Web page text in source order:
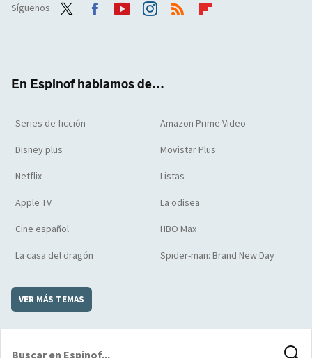
Síguenos
En Espinof hablamos de...
Series de ficción Amazon Prime Video
Disney plus Movistar Plus
Netflix Listas
Apple TV La odisea
Cine español HBO Max
La casa del dragón Spider-man: Brand New Day
VER MÁS TEMAS